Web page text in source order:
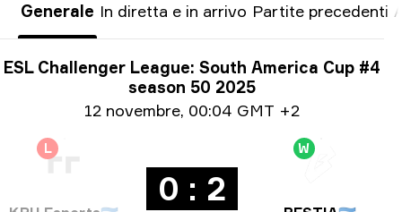
Generale In diretta e in arrivo Partite precedenti
Informazioni sul torneo
ESL Challenger League: South America Cup #4
season 50 2025
Informazioni sulla data
12 novembre, 00:04 GMT +2
L
0 : 2
W